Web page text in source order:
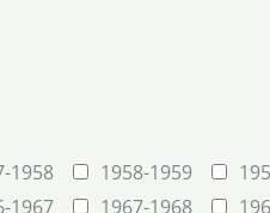
1958 1958-1959
1967 1967-1968